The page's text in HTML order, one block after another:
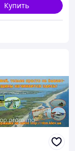
Купить